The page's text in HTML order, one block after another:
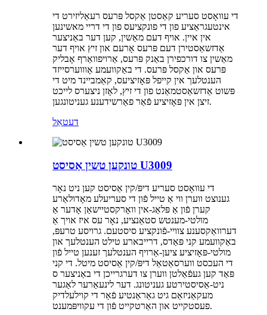
די עוואָסט סעריע קאַסטן אַקסל פּרעס רעאַליזירט די
אינטעגראַציע פון ​​די פונקציעס פון די דריי מאשינען
אין איין. אויף דעם מאַשין, קען דער באַניצער
אַדזשאַסטירן דעם פּרעס אָרעם און זיץ אויף דער
מאַשין צו דורכפירן באַנק פּרעס, אַרויפוואַרף אָבליק
פּרעס און אַקסל פּרעס. די באַקוועמע אָוווערסייזד
הענטלעך אין קייפל פּאָזיציעס, קאַמביינד מיט די
פּשוט אַדזשאַסטמאַנט פון די זיץ, לאָזן ניצערס לייכט
זיצן אין פּאָזיציע פֿאַר פאַרשידענע געניטונגען.
דעטאַל
טונקען טשין אַסיסט U3009
די עוואָסט סעריע דיפּ/קין אַסיסט קען ניט נאָר
גענוצט ווערן ווי אַ טייל פֿון די סעריעלע מאָדולאַרע
קערן פֿון אַ פּלאַג-אין וואָרקסטיישאַן אָדער אַ
מולטי-מענטש סטאַנציע, נאָר עס איז אויך אַ
דערוואַקסענע צוויי-פֿונקציע סיסטעם. גרויסע טרעפּ,
באַקוועמע קני פּאַדס, דרייבארע טילט הענטלעך און
מולטי-פּאָזיציע ציען-אַרויף הענטלעך זענען טייל פֿון
די העכסט ווערסאַטאַל דיפּ/קין אַסיסט מיטל. די קני
פּאַד קען געפֿאַלטן ווערן צו דערגרייכן די באַניצער ס
ניט-אַסיסטירטע געניטונג. דער לינעאַרער לאַגער
מעקאַניזאַם גיט גאַראַנטיע פֿאַר די קוילעלדיק
פעסטקייט און האַרטקייט פֿון די עקוויפּמענט.